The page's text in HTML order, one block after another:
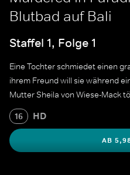
Blutbad auf Bali
Staffel 1, Folge 1
Eine Tochter schmiedet einen
ihrem Freund will sie während
Mutter Sheila von Wiese-Mack
16 HD
AB